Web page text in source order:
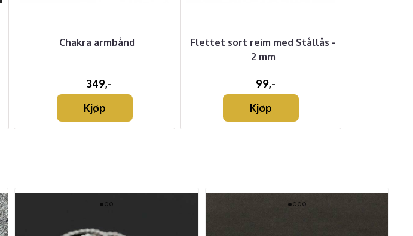
Chakra armbånd
349,-
Kjøp
Flettet sort reim med Stållås -
2 mm
99,-
Kjøp